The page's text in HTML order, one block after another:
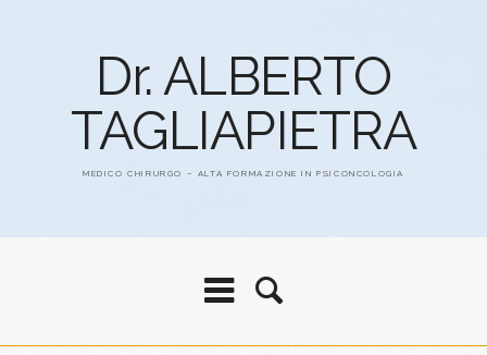
Dr. ALBERTO
TAGLIAPIETRA
MEDICO CHIRURGO – ALTA FORMAZIONE IN PSICONCOLOGIA